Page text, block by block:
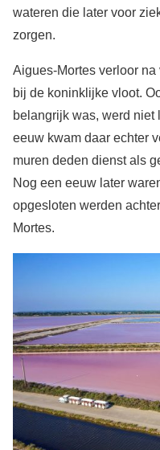
wateren die later voor
zorgen.
Aigues-Mortes verloor
bij de koninklijke vloot.
belangrijk was, werd niet
eeuw kwam daar echter
muren deden dienst als
Nog een eeuw later
opgesloten werden
Mortes.